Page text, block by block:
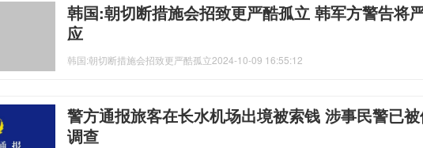
韩国:朝切断措施会招致更严酷孤立 韩军方警告将
应
韩国:朝切断措施会招致更严酷孤立2024-10-09 16:55:12
警方通报旅客在长水机场出境被索钱 涉事民警已
调查